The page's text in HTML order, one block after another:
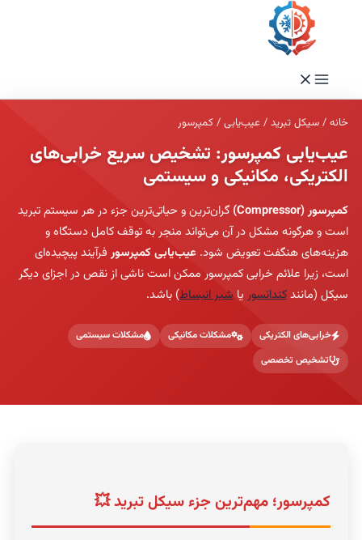
خانه /سیکل تبرید /عیب‌یابی /کمپرسور
عیب‌یابی کمپرسور: تشخیص سریع خرابی‌های
الکتریکی، مکانیکی و سیستمی
کمپرسور (Compressor)
گران‌ترین و حیاتی‌ترین جزء در هر سیستم تبرید
است و هرگونه مشکل در آن می‌تواند منجر به توقف کامل دستگاه و
هزینه‌های هنگفت تعویض شود.عیب‌یابی کمپرسورفرآیند پیچیده‌ای
است، زیرا علائم خرابی کمپرسور ممکن است ناشی از نقص در اجزای دیگر
سیکل (مانندکندانسور یاشیر انبساط) باشد.
خرابی‌های الکتریکی مشکلات مکانیکی
مشکلات سیستمی
تشخیص تخصصی
کمپرسور؛ مهم‌ترین جزء سیکل تبرید 💥